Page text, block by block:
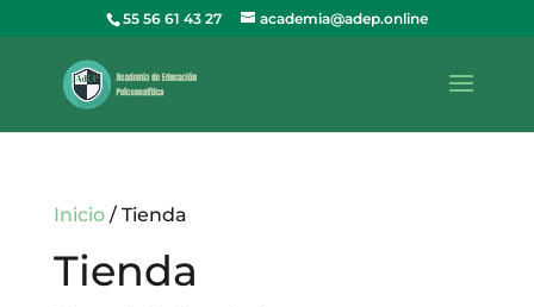
55 56 61 43 27 academia@adep.online
Inicio/ Tienda
Tienda